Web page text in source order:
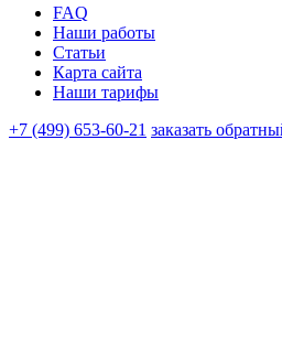
FAQ
Наши работы
Статьи
Карта сайта
Наши тарифы
+7 (499) 653-60-21 заказать